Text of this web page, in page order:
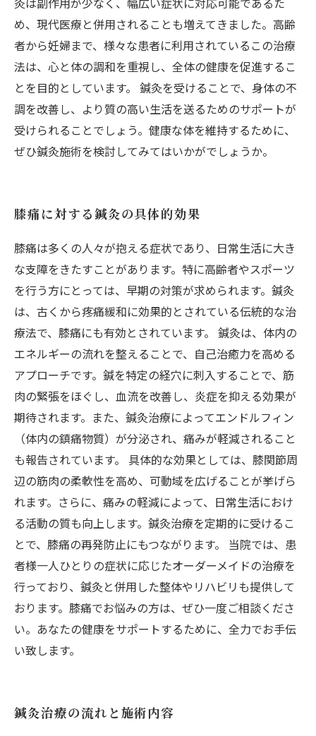
め、現代医療と併用されることも増えてきました。高齢
者から妊婦まで、様々な患者に利用されているこの治療
法は、心と体の調和を重視し、全体の健康を促進するこ
とを目的としています。 鍼灸を受けることで、身体の不
調を改善し、より質の高い生活を送るためのサポートが
受けられることでしょう。健康な体を維持するために、
ぜひ鍼灸施術を検討してみてはいかがでしょうか。
膝痛に対する鍼灸の具体的効果
膝痛は多くの人々が抱える症状であり、日常生活に大き
な支障をきたすことがあります。特に高齢者やスポーツ
を行う方にとっては、早期の対策が求められます。鍼灸
は、古くから疼痛緩和に効果的とされている伝統的な治
療法で、膝痛にも有効とされています。 鍼灸は、体内の
エネルギーの流れを整えることで、自己治癒力を高める
アプローチです。鍼を特定の経穴に刺入することで、筋
肉の緊張をほぐし、血流を改善し、炎症を抑える効果が
期待されます。また、鍼灸治療によってエンドルフィン
（体内の鎮痛物質）が分泌され、痛みが軽減されること
も報告されています。 具体的な効果としては、膝関節周
辺の筋肉の柔軟性を高め、可動域を広げることが挙げら
れます。さらに、痛みの軽減によって、日常生活におけ
る活動の質も向上します。鍼灸治療を定期的に受けるこ
とで、膝痛の再発防止にもつながります。 当院では、患
者様一人ひとりの症状に応じたオーダーメイドの治療を
行っており、鍼灸と併用した整体やリハビリも提供して
おります。膝痛でお悩みの方は、ぜひ一度ご相談くださ
い。あなたの健康をサポートするために、全力でお手伝
い致します。
鍼灸治療の流れと施術内容